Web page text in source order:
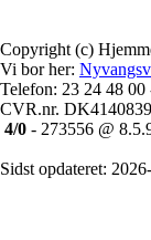
Copyright (c)
Vi bor her:
Telefon: 23 24 48
CVR.nr.
4/0 - 273556 @
Sidst opdateret: